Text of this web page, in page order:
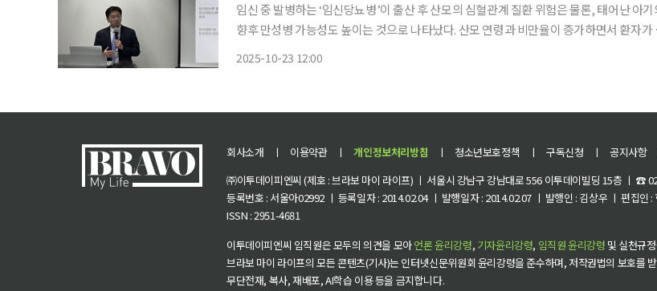
임신 중 발병하는 ‘임신당뇨병’이 출산 후 산모의 심혈관계 질환 위험은 물론, 태어난 아기
향후 만성병 가능성도 높이는 것으로 나타났다. 산모 연령과 비만율이 증가하면서 환자가
2025-10-23 12:00
회사소개 ㅣ 이용약관 ㅣ 개인정보처리방침 ㅣ 청소년보호정책 ㅣ 구독신청 ㅣ 공지사항
㈜이투데이피엔씨 (제호 : 브라보 마이 라이프) ㅣ 서울시 강남구 강남대로 556 이투데이빌딩 15층 ㅣ ☎
등록번호 : 서울아02992 ㅣ 등록일자 : 2014.02.04 ㅣ 발행일자 : 2014.02.07 ㅣ 발행인 : 김상우 ㅣ 편집인
ISSN : 2951-4681
이투데이피엔씨 임직원은 모두의 의견을 모아언론 윤리강령, 기자윤리강령, 임직원 윤리강령 및 실천규
브라보 마이 라이프의 모든 콘텐츠(기사)는 인터넷신문위원회 윤리강령을 준수하며, 저작권법의 보호를
무단전재, 복사, 재배포, AI학습 이용 등을 금지합니다.